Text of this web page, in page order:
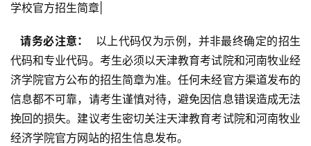
学校官方招生简章|
  请务必注意：
以上代码仅为示例，并非最终确定的招生
代码和专业代码。考生必须以天津教育考试院和河南牧业经
济学院官方公布的招生简章为准。任何未经官方渠道发布的
信息都不可靠，请考生谨慎对待，避免因信息错误造成无法
挽回的损失。建议考生密切关注天津教育考试院和河南牧业
经济学院官方网站的招生信息发布。